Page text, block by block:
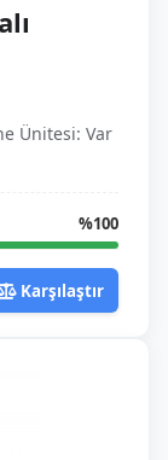
Ünitesi: Var
%100
Karşılaştır